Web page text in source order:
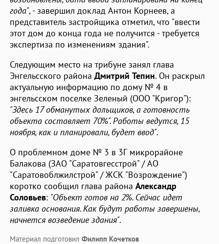
года", - завершил доклад Антон Корнеев, а
представитель застройщика отметил, что "ввести
этот дом до конца года не получится - требуется
экспертиза по изменениям здания".
Следующим место на трибуне занял глава
Энгельсского района Дмитрий Тепин. Он раскрыл
актуальную информацию по дому № 4 в
энгельсском поселке Зеленый (ООО "Кригор"):
"Здесь 17 обманутых дольщиков, а готовность
объекта составляет 70%". Работы ведутся, 15
ноября, как и планировали, будет ввод".
О проблемном доме № 3 в 3Г микрорайоне
Балакова (ЗАО "Саратовгесстрой" / АО
"Саратовоблжилстрой" / ЖСК "Возрождение")
коротко сообщил глава района Александр
Соловьев: "Объект готов на 2%. Сейчас идет
заливка основания. Как будут работы завершены,
начнется возведение здания".
Материал подготовил Филипп Кочетков